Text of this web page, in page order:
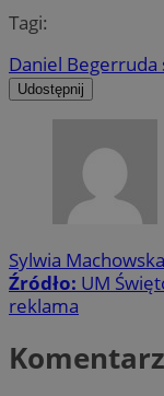
Tagi:
Daniel Begerruda
Udostępnij
Sylwia Machowska
Źródło: UM
reklama